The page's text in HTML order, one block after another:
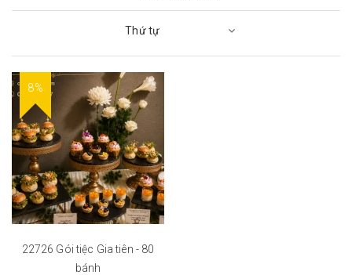
Thứ tự
8%
22726 Gói tiệc Gia tiên - 80
bánh